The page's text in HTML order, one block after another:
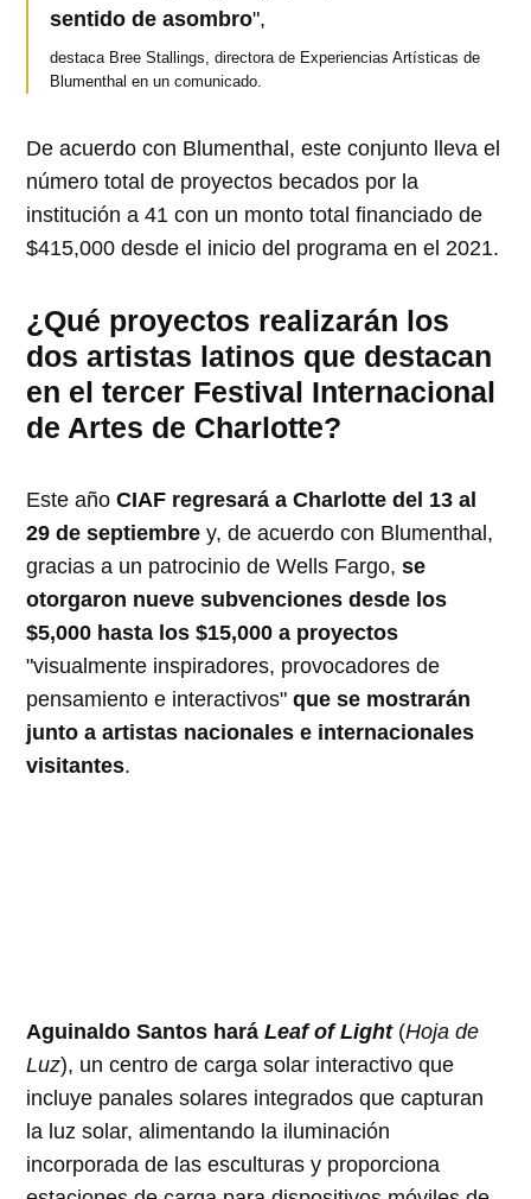
sentido de asombro",
destaca Bree Stallings, directora de Experiencias Artísticas de
Blumenthal en un comunicado.
De acuerdo con Blumenthal, este conjunto lleva el
número total de proyectos becados por la
institución a 41 con un monto total financiado de
$415,000 desde el inicio del programa en el 2021.
¿Qué proyectos realizarán los
dos artistas latinos que destacan
en el tercer Festival Internacional
de Artes de Charlotte?
Este añoCIAF regresará a Charlotte del 13 al
29 de septiembre y, de acuerdo con Blumenthal,
gracias a un patrocinio de Wells Fargo,se
otorgaron nueve subvenciones desde los
$5,000 hasta los $15,000 a proyectos
"visualmente inspiradores, provocadores de
pensamiento e interactivos"que se mostrarán
junto a artistas nacionales e internacionales
visitantes.
Aguinaldo Santos haráLeaf of Light(Hoja de
Luz), un centro de carga solar interactivo que
incluye panales solares integrados que capturan
la luz solar, alimentando la iluminación
incorporada de las esculturas y proporciona